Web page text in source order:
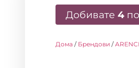
Добивате 4
Дома / Брендови /